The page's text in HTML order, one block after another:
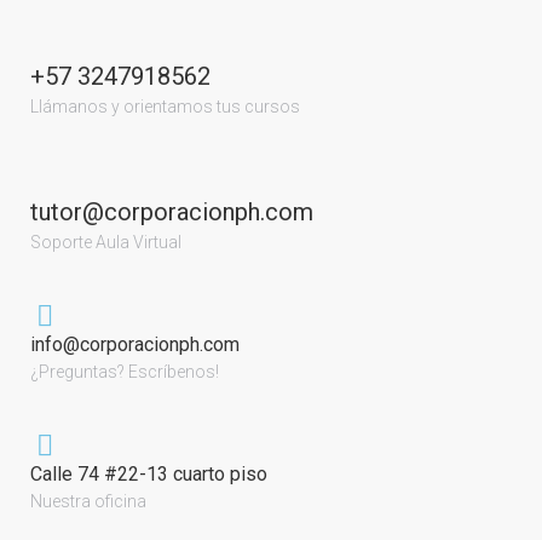
+57 3247918562
Llámanos y orientamos tus cursos
tutor@corporacionph.com
Soporte Aula Virtual
info@corporacionph.com
¿Preguntas? Escríbenos!
Calle 74 #22-13 cuarto piso
Nuestra oficina